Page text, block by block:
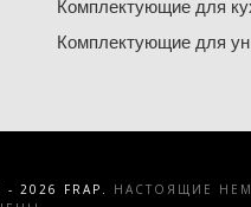
Комплектующие для
Комплектующие для
2026 FRAP.
НАСТОЯЩИЕ